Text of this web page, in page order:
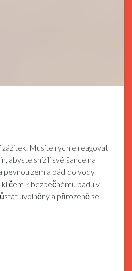
zážitek. Musíte rychle reagovat
abyste snížili své šance na
pevnou zem a pád do vody
k bezpečnému pádu v
uvolněný a přirozeně se